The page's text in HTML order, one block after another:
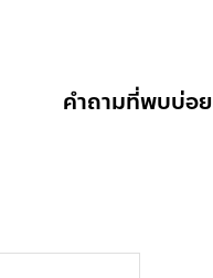
คำถามที่พบบ่อย